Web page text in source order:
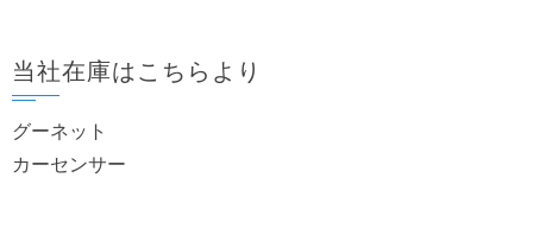
当社在庫はこちらより
グーネット
カーセンサー